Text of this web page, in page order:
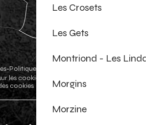
Les Crosets
Les Gets
Montriond - Les
Morgins
Morzine
-Politique de confidentialité
les cookies
cookies